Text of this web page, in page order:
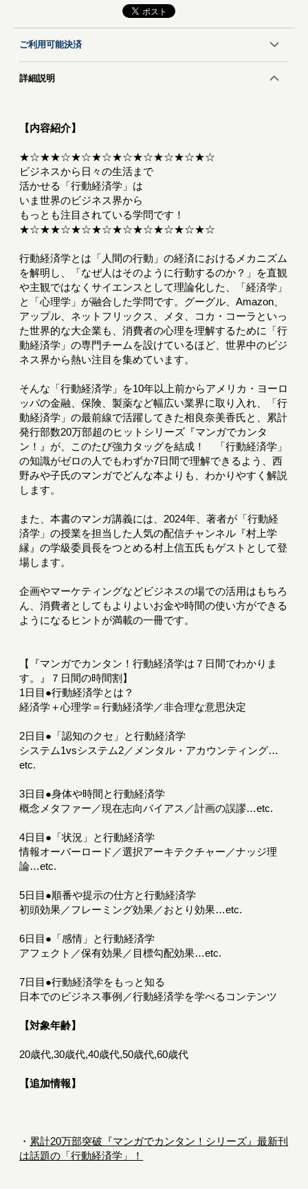
ご利用可能決済
詳細説明
【内容紹介】
★☆★★☆★☆★☆★☆★☆★☆★☆★☆
ビジネスから日々の生活まで
活かせる「行動経済学」は
いま世界のビジネス界から
もっとも注目されている学問です！
★☆★★☆★☆★☆★☆★☆★☆★☆★☆
行動経済学とは「人間の行動」の経済におけるメカニズム
を解明し、「なぜ人はそのように行動するのか？」を直観
や主観ではなくサイエンスとして理論化した、「経済学」
と「心理学」が融合した学問です。グーグル、Amazon、
アップル、ネットフリックス、メタ、コカ・コーラといっ
た世界的な大企業も、消費者の心理を理解するために「行
動経済学」の専門チームを設けているほど、世界中のビジ
ネス界から熱い注目を集めています。
そんな「行動経済学」を10年以上前からアメリカ・ヨーロ
ッパの金融、保険、製薬など幅広い業界に取り入れ、「行
動経済学」の最前線で活躍してきた相良奈美香氏と、累計
発行部数20万部超のヒットシリーズ『マンガでカンタ
ン！』が、このたび強力タッグを結成！ 「行動経済学」
の知識がゼロの人でもわずか7日間で理解できるよう、西
野みや子氏のマンガでどんな本よりも、わかりやすく解説
します。
また、本書のマンガ講義には、2024年、著者が「行動経
済学」の授業を担当した人気の配信チャンネル『村上学
縁』の学級委員長をつとめる村上信五氏もゲストとして登
場します。
企画やマーケティングなどビジネスの場での活用はもちろ
ん、消費者としてもよりよいお金や時間の使い方ができる
ようになるヒントが満載の一冊です。
【『マンガでカンタン！行動経済学は７日間でわかりま
す。』７日間の時間割】
1日目●行動経済学とは？
経済学＋心理学＝行動経済学／非合理な意思決定
2日目●「認知のクセ」と行動経済学
システム1vsシステム2／メンタル・アカウンティング…
etc.
3日目●身体や時間と行動経済学
概念メタファー／現在志向バイアス／計画の誤謬…etc.
4日目●「状況」と行動経済学
情報オーバーロード／選択アーキテクチャー／ナッジ理
論…etc.
5日目●順番や提示の仕方と行動経済学
初頭効果／フレーミング効果／おとり効果…etc.
6日目●「感情」と行動経済学
アフェクト／保有効果／目標勾配効果…etc.
7日目●行動経済学をもっと知る
日本でのビジネス事例／行動経済学を学べるコンテンツ
【対象年齢】
20歳代,30歳代,40歳代,50歳代,60歳代
【追加情報】
・ 累計20万部突破『マンガでカンタン！シリーズ』最新刊
は話題の「行動経済学」！